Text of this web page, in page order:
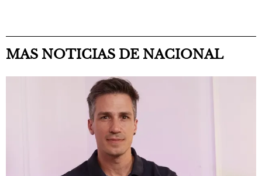
MAS NOTICIAS DE NACIONAL